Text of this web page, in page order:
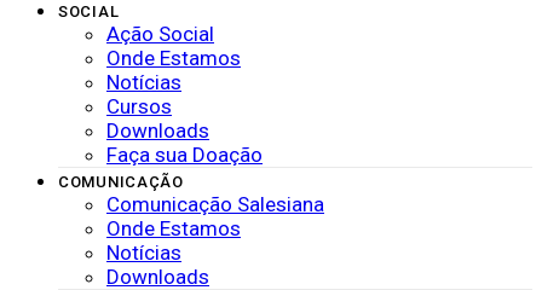
SOCIAL
Ação Social
Onde Estamos
Notícias
Cursos
Downloads
Faça sua Doação
COMUNICAÇÃO
Comunicação Salesiana
Onde Estamos
Notícias
Downloads